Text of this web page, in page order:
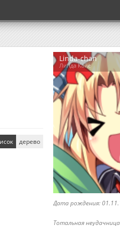
Linda-chan
Линда Кайе
Дата рождения:
Тотальная
дерево